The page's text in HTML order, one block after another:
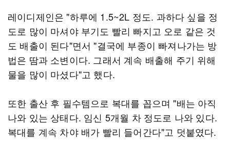
레이디제인은 "하루에 1.5~2L 정도. 과하다 싶을 정
도로 많이 마셔야 부기도 빨리 빠지고 오로 같은 것
도 배출이 된다"면서 "결국에 부종이 빠져나가는 방
법은 땀과 소변이다. 그래서 계속 배출해 주기 위해
물을 많이 마셨다"고 했다.
또한 출산 후 필수템으로 복대를 꼽으며 "배는 아직
나와 있는 상태다. 임신 5개월 차 정도로 나와 있다.
복대를 계속 차야 배가 빨리 들어간다"고 덧붙였다.